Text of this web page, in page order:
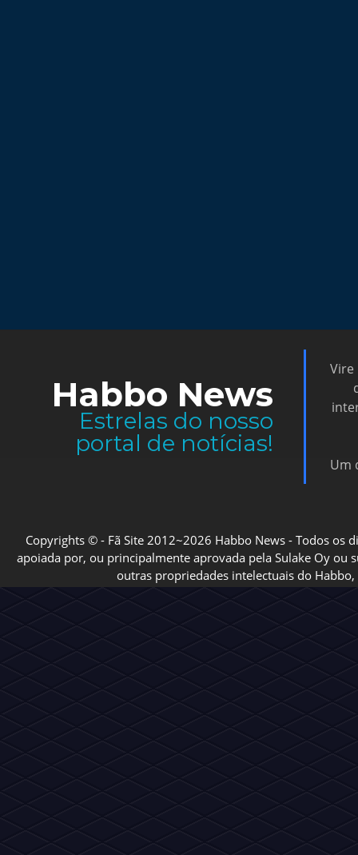
Habbo News
Estrelas do nosso
portal de notícias!
Vire
Um
Copyrights © - Fã Site 2012~2026 Habbo News - Todos os
apoiada por, ou principalmente aprovada pela Sulake Oy ou
outras propriedades intelectuais do